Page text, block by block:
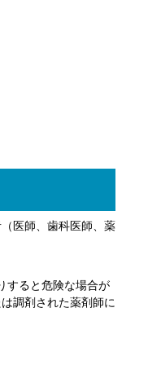
医師、歯科医師、薬
すると危険な場合が
調剤された薬剤師に